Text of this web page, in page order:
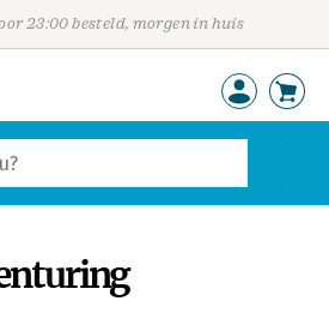
23:00 besteld, morgen in huis